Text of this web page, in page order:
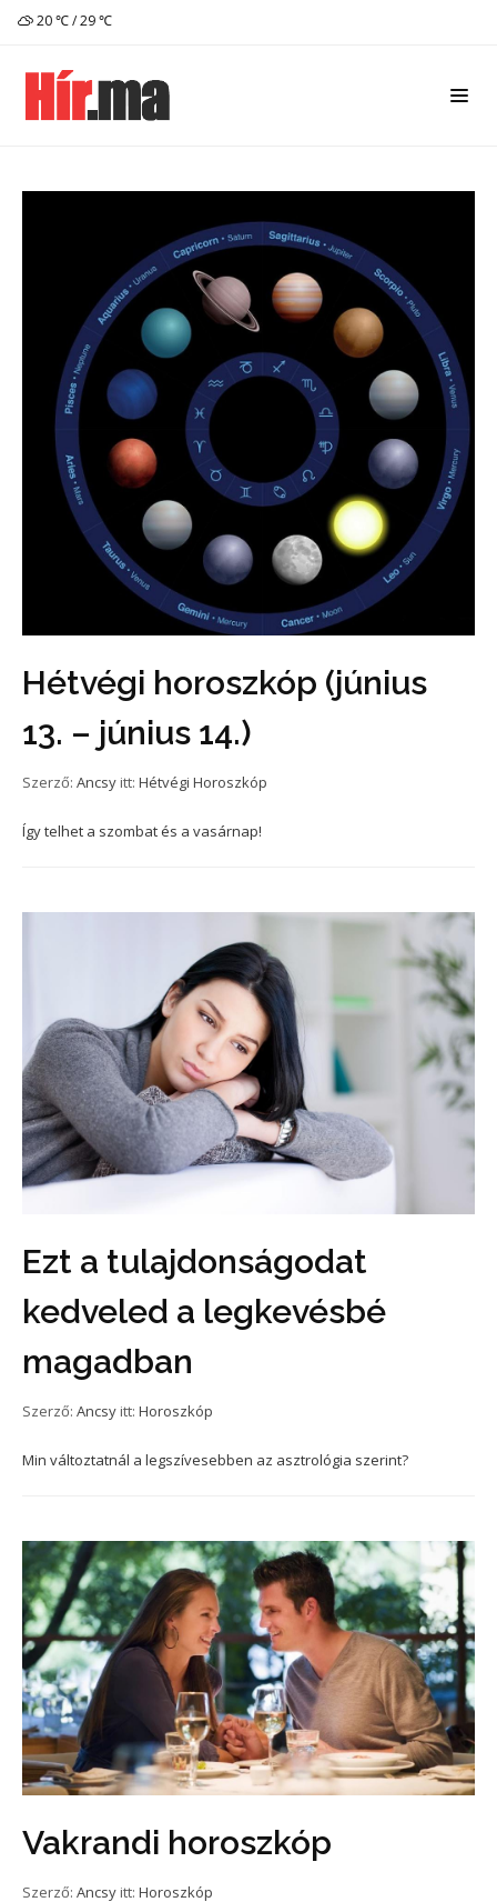
20 ℃ / 29 ℃
Hétvégi horoszkóp (június
13. – június 14.)
Szerző: Ancsy itt: Hétvégi Horoszkóp
Így telhet a szombat és a vasárnap!
Ezt a tulajdonságodat
kedveled a legkevésbé
magadban
Szerző: Ancsy itt: Horoszkóp
Min változtatnál a legszívesebben az asztrológia szerint?
Vakrandi horoszkóp
Szerző: Ancsy itt: Horoszkóp